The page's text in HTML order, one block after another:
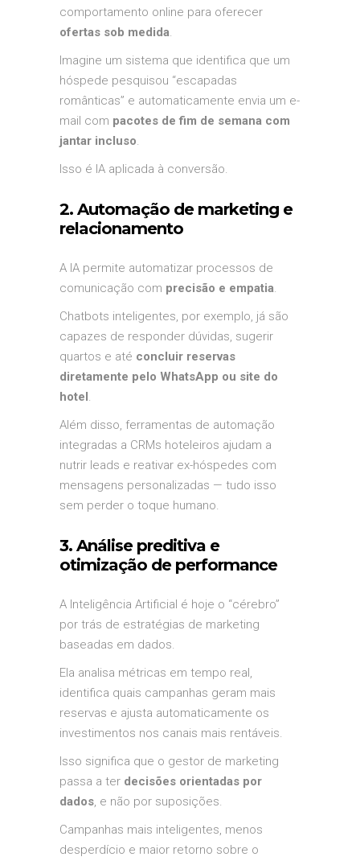
comportamento online para oferecer
ofertas sob medida.
Imagine um sistema que identifica que um
hóspede pesquisou “escapadas
românticas” e automaticamente envia um e-
mail com pacotes de fim de semana com
jantar incluso.
Isso é IA aplicada à conversão.
2. Automação de marketing e
relacionamento
A IA permite automatizar processos de
comunicação com precisão e empatia.
Chatbots inteligentes, por exemplo, já são
capazes de responder dúvidas, sugerir
quartos e até concluir reservas
diretamente pelo WhatsApp ou site do
hotel.
Além disso, ferramentas de automação
integradas a CRMs hoteleiros ajudam a
nutrir leads e reativar ex-hóspedes com
mensagens personalizadas — tudo isso
sem perder o toque humano.
3. Análise preditiva e
otimização de performance
A Inteligência Artificial é hoje o “cérebro”
por trás de estratégias de marketing
baseadas em dados.
Ela analisa métricas em tempo real,
identifica quais campanhas geram mais
reservas e ajusta automaticamente os
investimentos nos canais mais rentáveis.
Isso significa que o gestor de marketing
passa a ter decisões orientadas por
dados, e não por suposições.
Campanhas mais inteligentes, menos
desperdício e maior retorno sobre o